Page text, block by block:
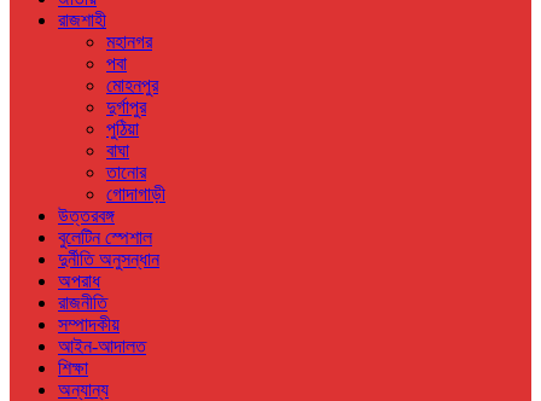
রাজশাহী
মহানগর
পবা
মোহনপুর
দুর্গাপুর
পুঠিয়া
বাঘা
তানোর
গোদাগাড়ী
উত্তরবঙ্গ
বুলেটিন স্পেশাল
দুর্নীতি অনুসন্ধান
অপরাধ
রাজনীতি
সম্পাদকীয়
আইন-আদালত
শিক্ষা
অন্যান্য